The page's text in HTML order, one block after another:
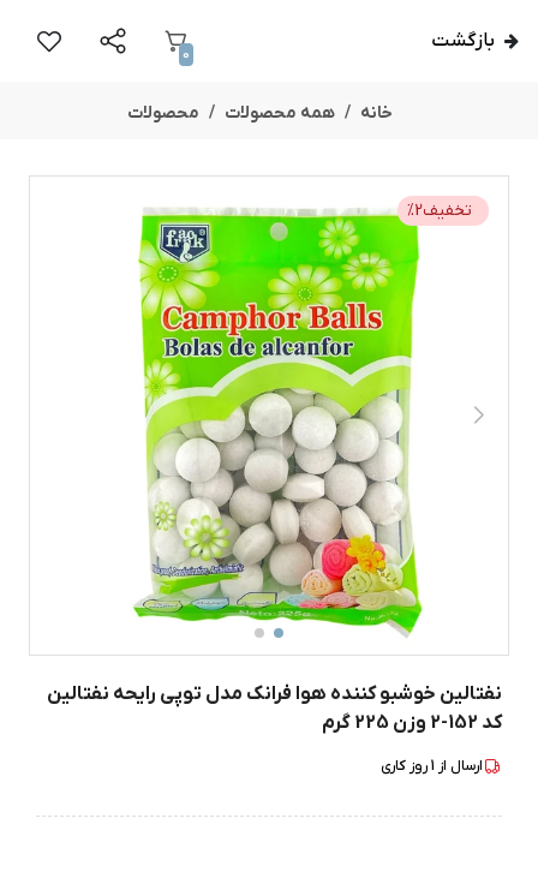
بازگشت
0
خانه همه محصولات محصولات
تخفیف %2
نفتالین خوشبو کننده هوا فرانک مدل توپی رایحه نفتالین
کد 152-2 وزن 225 گرم
ارسال از 1روز کاری